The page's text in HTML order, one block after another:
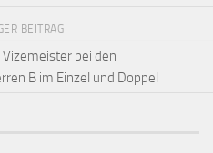
BEITRAG
bei den
B im Einzel und Doppel